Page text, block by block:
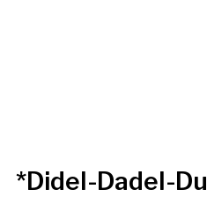
*Didel-Dadel-